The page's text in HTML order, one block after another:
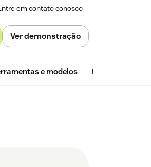
em contato conosco
Ver demonstração
e modelos Insights da